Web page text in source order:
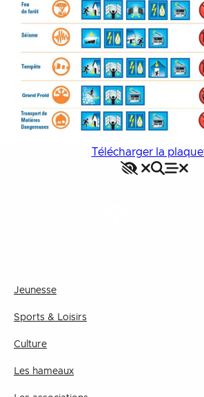
Télécharger la
Accessibilité
Jeunesse
Sports & Loisirs
Culture
Les hameaux